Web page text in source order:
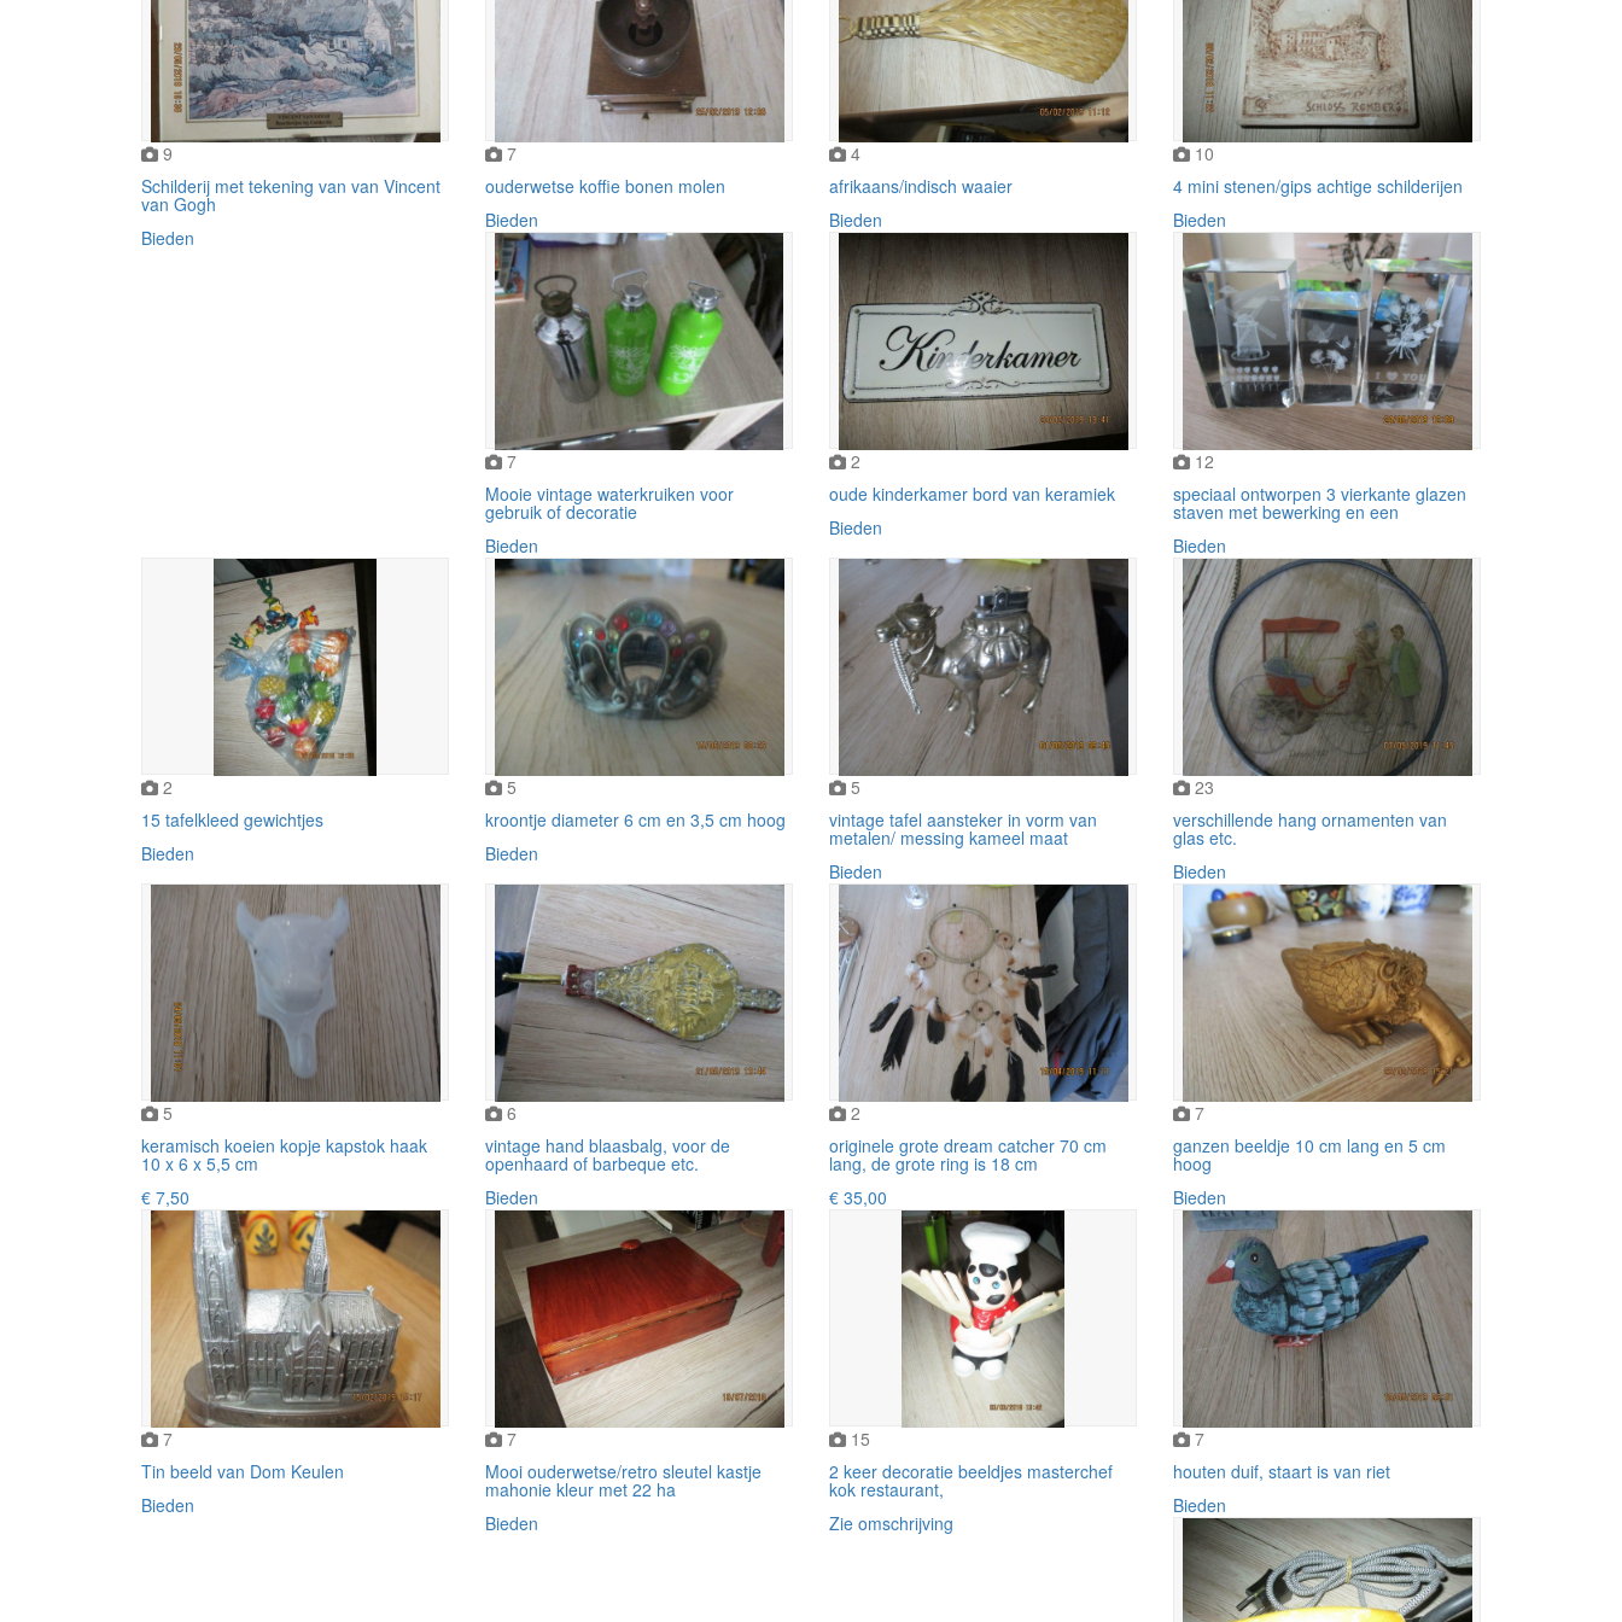
9
Schilderij met tekening van van Vincent
van Gogh
Bieden
7
ouderwetse koffie bonen molen
Bieden
4
afrikaans/indisch waaier
Bieden
10
4 mini stenen/gips achtige schilderijen
Bieden
7
Mooie vintage waterkruiken voor
gebruik of decoratie
Bieden
2
oude kinderkamer bord van keramiek
Bieden
12
speciaal ontworpen 3 vierkante glazen
staven met bewerking en een
Bieden
2
15 tafelkleed gewichtjes
Bieden
5
kroontje diameter 6 cm en 3,5 cm hoog
Bieden
5
vintage tafel aansteker in vorm van
metalen/ messing kameel maat
Bieden
23
verschillende hang ornamenten van
glas etc.
Bieden
5
keramisch koeien kopje kapstok haak
10 x 6 x 5,5 cm
€ 7,50
6
vintage hand blaasbalg, voor de
openhaard of barbeque etc.
Bieden
2
originele grote dream catcher 70 cm
lang, de grote ring is 18 cm
€ 35,00
7
ganzen beeldje 10 cm lang en 5 cm
hoog
Bieden
7
Tin beeld van Dom Keulen
Bieden
7
Mooi ouderwetse/retro sleutel kastje
mahonie kleur met 22 ha
Bieden
15
2 keer decoratie beeldjes masterchef
kok restaurant,
Zie omschrijving
7
houten duif, staart is van riet
Bieden